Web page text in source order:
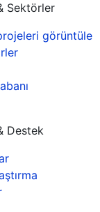
Sektörler
görüntüle
Destek